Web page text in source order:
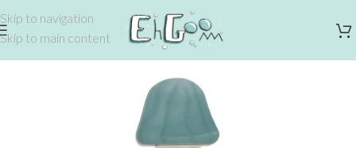
Skip to navigation
Skip to main content